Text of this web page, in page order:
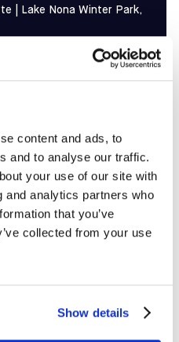
content and ads, to
and to analyse our traffic.
your use of our site with
and analytics partners who
that you’ve
collected from your use
Show details
| Lake Nona Winter Park,
Park, Florida |